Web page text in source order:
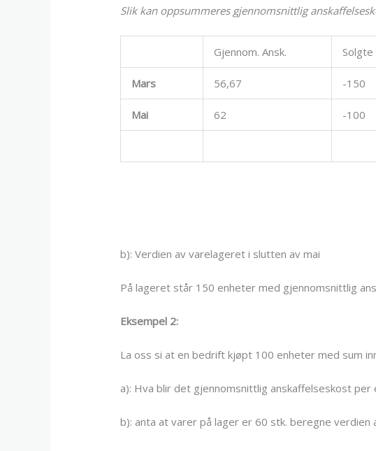
Slik kan oppsummeres gjennomsnittlig
Gjennom. Ansk.
Mars 56,67 -150
Mai 62 -100
b): Verdien av varelageret i slutten av mai
På lageret står 150 enheter med gjennomsnittlig
Eksempel 2:
La oss si at en bedrift kjøpt 100 enheter med sum
a): Hva blir det gjennomsnittlig anskaffelseskost per
b): anta at varer på lager er 60 stk. beregne verdien